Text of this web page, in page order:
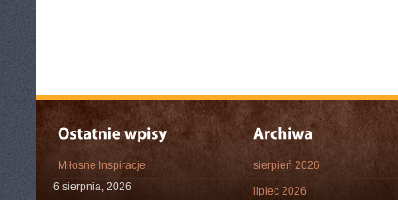
Miłosne Inspiracje
6 sierpnia, 2026
sierpień 2026
lipiec 2026